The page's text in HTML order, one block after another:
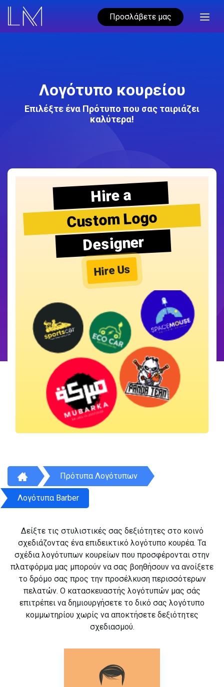
Προσλάβετε μας
Λογότυπο κουρείου
Επιλέξτε ένα Πρότυπο που σας ταιριάζει
καλύτερα!
Hire a
Custom Logo
Designer
Hire Us
Πρότυπα Λογότυπων
Λογότυπα Barber
Δείξτε τις στυλιστικές σας δεξιότητες στο κοινό
σχεδιάζοντας ένα επιδεικτικό λογότυπο κουρέα. Τα
σχέδια λογότυπων κουρείων που προσφέρονται στην
πλατφόρμα μας μπορούν να σας βοηθήσουν να ανοίξετε
το δρόμο σας προς την προσέλκυση περισσότερων
πελατών. Ο κατασκευαστής λογότυπών μας σάς
επιτρέπει να δημιουργήσετε το δικό σας λογότυπο
κομμωτηρίου χωρίς να αποκτήσετε δεξιότητες
σχεδιασμού.